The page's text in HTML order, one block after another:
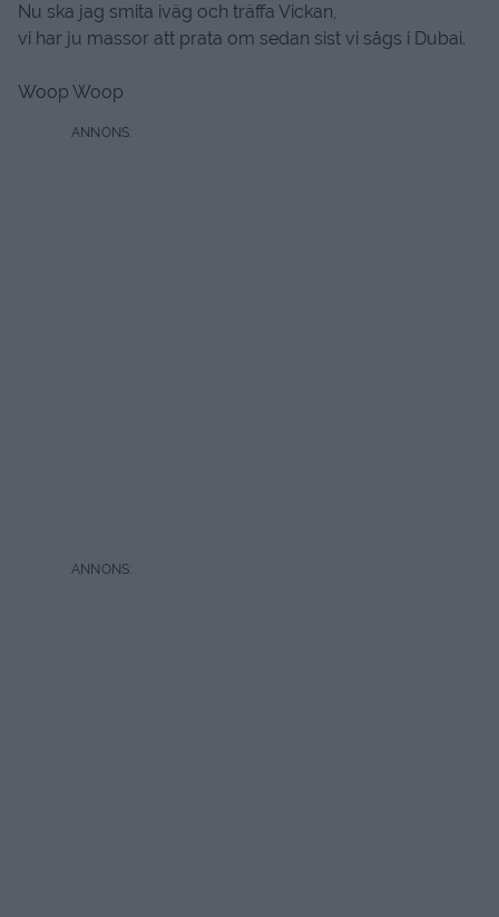
Nu ska jag smita iväg och träffa Vickan,
vi har ju massor att prata om sedan sist vi sågs i Dubai.
Woop Woop